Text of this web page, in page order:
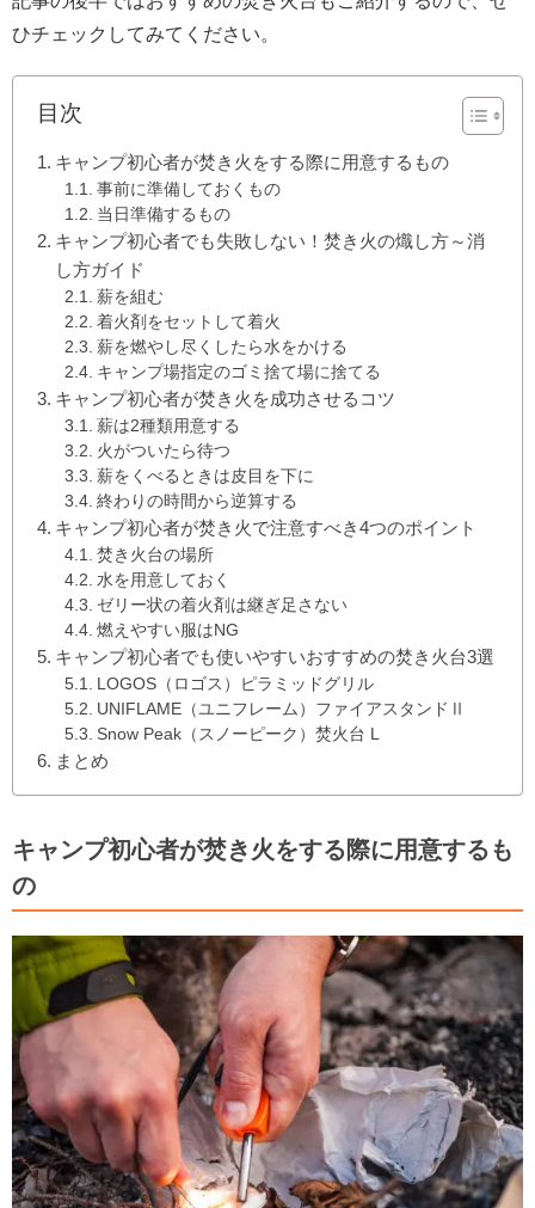
ひチェックしてみてください。
目次
キャンプ初心者が焚き火をする際に用意するもの
事前に準備しておくもの
当日準備するもの
キャンプ初心者でも失敗しない！焚き火の熾し方～消
し方ガイド
薪を組む
着火剤をセットして着火
薪を燃やし尽くしたら水をかける
キャンプ場指定のゴミ捨て場に捨てる
キャンプ初心者が焚き火を成功させるコツ
薪は2種類用意する
火がついたら待つ
薪をくべるときは皮目を下に
終わりの時間から逆算する
キャンプ初心者が焚き火で注意すべき4つのポイント
焚き火台の場所
水を用意しておく
ゼリー状の着火剤は継ぎ足さない
燃えやすい服はNG
キャンプ初心者でも使いやすいおすすめの焚き火台3選
LOGOS（ロゴス）ピラミッドグリル
UNIFLAME（ユニフレーム）ファイアスタンドⅡ
Snow Peak（スノーピーク）焚火台 L
まとめ
キャンプ初心者が焚き火をする際に用意するも
の